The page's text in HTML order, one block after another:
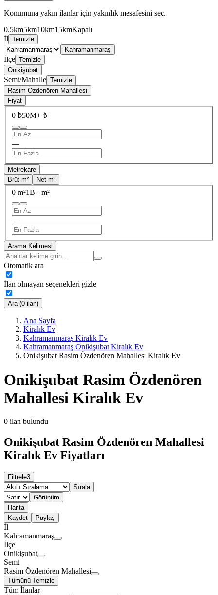
Konumuna yakın ilanlar için yakınlık mesafesini seç.
0.5km5km10km15kmKapalı
İl Temizle
Kahramanmaraş
İlçe Temizle
Onikişubat
Semt/Mahalle Temizle
Rasim Özdenören Mahallesi
Fiyat
0 ₺50M+ ₺
—
Metrekare
Brüt m²
Net m²
0 m²1B+ m²
—
Arama Kelimesi
Otomatik ara
İlan olmayan seçenekleri gizle
Ara (0 ilan)
Ana Sayfa
Kiralık Ev
Kahramanmaraş Kiralık Ev
Kahramanmaraş Onikişubat Kiralık Ev
Onikişubat Rasim Özdenören Mahallesi Kiralık Ev
Onikişubat Rasim Özdenören
Mahallesi Kiralık Ev
0 ilan bulundu
Onikişubat Rasim Özdenören Mahallesi
Kiralık Ev Fiyatları
Filtrele3
Sırala
Görünüm
Harita
Kaydet
Paylaş
İl
Kahramanmaraş
İlçe
Onikişubat
Semt
Rasim Özdenören Mahallesi
Tümünü Temizle
Tüm İlanlar